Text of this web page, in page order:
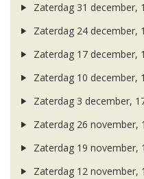
Zaterdag 31 december,
Zaterdag 24 december,
Zaterdag 17 december,
Zaterdag 10 december,
Zaterdag 3 december,
Zaterdag 26 november,
Zaterdag 19 november,
Zaterdag 12 november,